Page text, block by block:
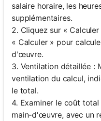
salaire horaire, les
supplémentaires.
2. Cliquez sur «
« Calculer » pour
d'œuvre.
3. Ventilation détaillée :
ventilation du calcul,
le total.
4. Examiner le coût
main-d'œuvre, avec un